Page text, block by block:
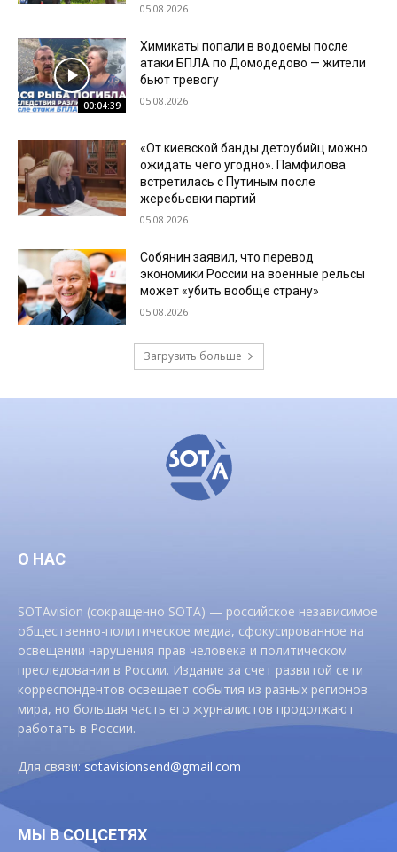
05.08.2026
00:04:39
Химикаты попали в водоемы после
атаки БПЛА по Домодедово — жители
бьют тревогу
05.08.2026
«От киевской банды детоубийц можно
ожидать чего угодно». Памфилова
встретилась с Путиным после
жеребьевки партий
05.08.2026
Собянин заявил, что перевод
экономики России на военные рельсы
может «убить вообще страну»
05.08.2026
Загрузить больше
О НАС
SOTAvision (сокращенно SOTA) — российское независимое
общественно-политическое медиа, сфокусированное на
освещении нарушения прав человека и политическом
преследовании в России. Издание за счет развитой сети
корреспондентов освещает события из разных регионов
мира, но большая часть его журналистов продолжают
работать в России.
Для связи:sotavisionsend@gmail.com
МЫ В СОЦСЕТЯХ